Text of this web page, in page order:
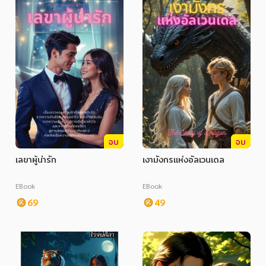
จบ
เลขาผู้น่ารัก
EBook
69
จบ
เงามังกรแห่งอัลเวนเดล
EBook
49